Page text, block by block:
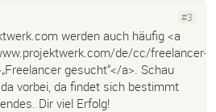
#3
werden auch häufig <a
de/cc/freelancer-
gesucht“</a>. Schau
vorbei, da findet sich bestimmt
Dir viel Erfolg!